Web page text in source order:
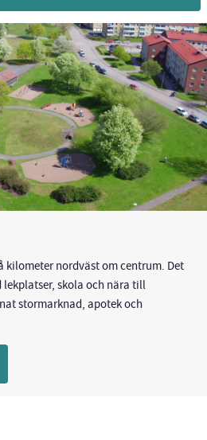
kilometer nordväst om centrum. Det
lekplatser, skola och nära till
stormarknad, apotek och